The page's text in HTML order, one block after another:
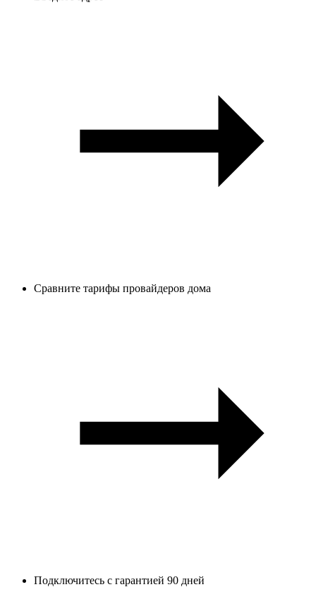
Сравните тарифы провайдеров дома
Подключитесь с гарантией 90 дней